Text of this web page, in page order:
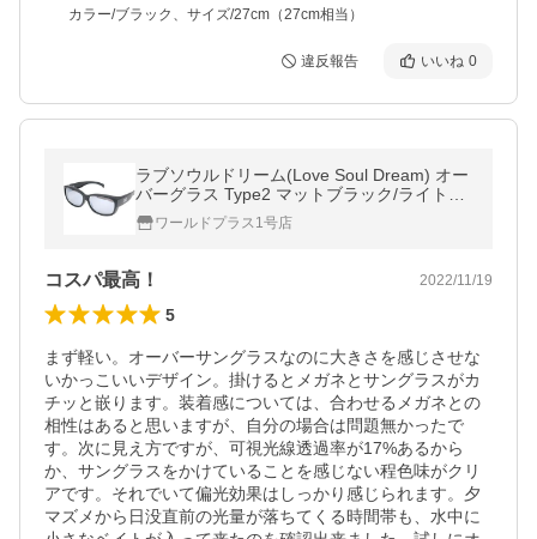
カラー/ブラック、サイズ/27cm（27cm相当）
違反報告 いいね 0
ラブソウルドリーム(Love Soul Dream) オー
バーグラス Type2 マットブラック/ライトグ
レーフラッシュミラー
ワールドプラス1号店
コスパ最高！ 2022/11/19
5
まず軽い。オーバーサングラスなのに大きさを感じさせな
いかっこいいデザイン。掛けるとメガネとサングラスがカ
チッと嵌ります。装着感については、合わせるメガネとの
相性はあると思いますが、自分の場合は問題無かったで
す。次に見え方ですが、可視光線透過率が17%あるから
か、サングラスをかけていることを感じない程色味がクリ
アです。それでいて偏光効果はしっかり感じられます。夕
マズメから日没直前の光量が落ちてくる時間帯も、水中に